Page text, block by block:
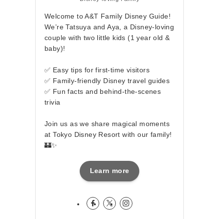
Welcome to A&T Family Disney Guide!
We’re Tatsuya and Aya, a Disney-loving
couple with two little kids (1 year old &
baby)!
✅ Easy tips for first-time visitors
✅ Family-friendly Disney travel guides
✅ Fun facts and behind-the-scenes
trivia
Join us as we share magical moments
at Tokyo Disney Resort with our family!
🏰✨
Learn more